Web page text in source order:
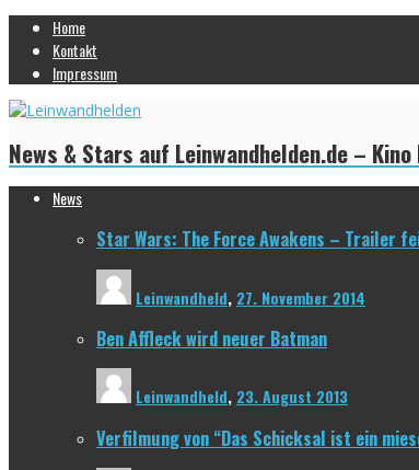
Home
Kontakt
Impressum
News & Stars auf Leinwandhelden.de –
News
Star Wars: The Force Awakens – Trailer
Leinwandheld, 27. November 2014
Ben Affleck wird neuer Batman
Leinwandheld, 23. August 2013
Verfilmung von “Das Schicksal ist ein